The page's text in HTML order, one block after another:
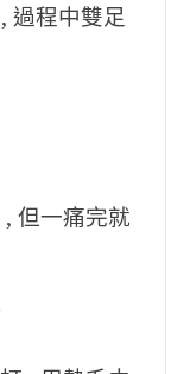
過程中雙足
但一痛完就